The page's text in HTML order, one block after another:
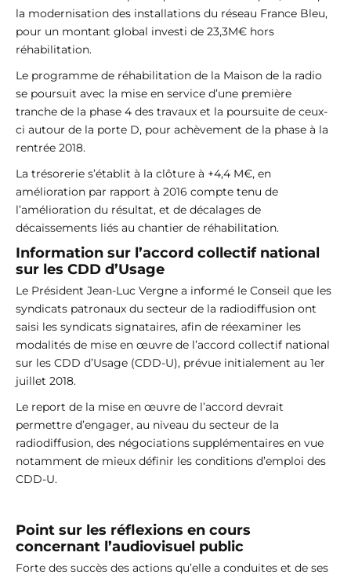
la modernisation des installations du réseau France Bleu,
pour un montant global investi de 23,3M€ hors
réhabilitation.
Le programme de réhabilitation de la Maison de la radio
se poursuit avec la mise en service d’une première
tranche de la phase 4 des travaux et la poursuite de ceux-
ci autour de la porte D, pour achèvement de la phase à la
rentrée 2018.
La trésorerie s’établit à la clôture à +4,4 M€, en
amélioration par rapport à 2016 compte tenu de
l’amélioration du résultat, et de décalages de
décaissements liés au chantier de réhabilitation.
Information sur l’accord collectif national
sur les CDD d’Usage
Le Président Jean-Luc Vergne a informé le Conseil que les
syndicats patronaux du secteur de la radiodiffusion ont
saisi les syndicats signataires, afin de réexaminer les
modalités de mise en œuvre de l’accord collectif national
sur les CDD d’Usage (CDD-U), prévue initialement au 1er
juillet 2018.
Le report de la mise en œuvre de l’accord devrait
permettre d’engager, au niveau du secteur de la
radiodiffusion, des négociations supplémentaires en vue
notamment de mieux définir les conditions d’emploi des
CDD-U.
Point sur les réflexions en cours
concernant l’audiovisuel public
Forte des succès des actions qu’elle a conduites et de ses